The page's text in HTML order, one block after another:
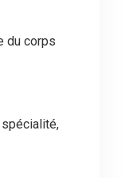
du corps
spécialité,